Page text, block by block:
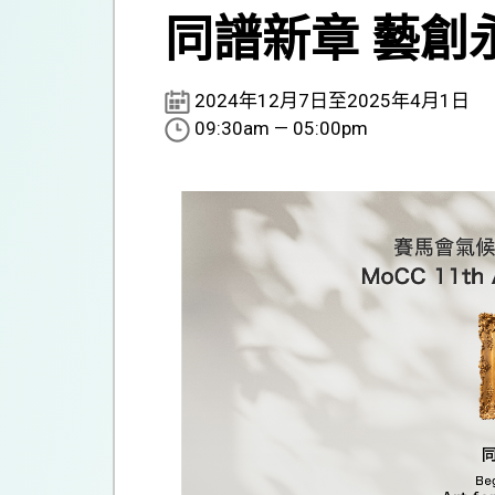
同譜新章 藝創
2024年12月7日至2025年4月1日
09:30am — 05:00pm